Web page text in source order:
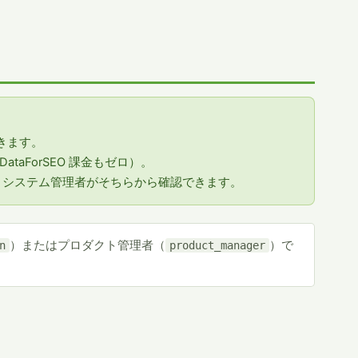
す。
課金もゼロ）。
ステム管理者がそちらから確認できます。
）またはプロダクト管理者（ product_manager ）で